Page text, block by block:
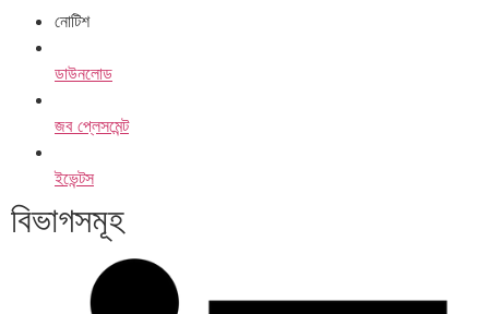
নোটিশ
ডাউনলোড
জব প্লেসমেন্ট
ইভেন্টস
বিভাগসমূহ